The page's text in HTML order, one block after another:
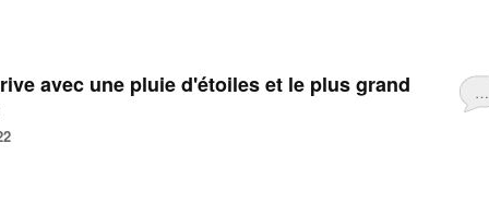
…
avec une pluie d'étoiles et le plus grand